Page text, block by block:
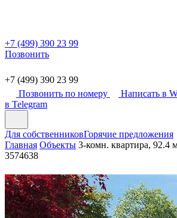
+7 (499) 390 23 99
Позвонить
+7 (499) 390 23 99
Позвонить по номеру
Написать в
в Telegram
Для собственниковГорячие предложения
Главная Объекты 3-комн. квартира, 92.4
3574638